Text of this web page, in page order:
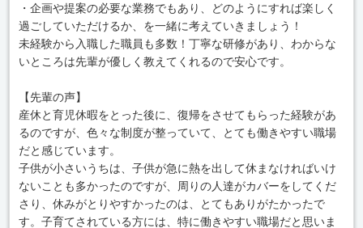
・企画や提案の必要な業務でもあり、どのようにすれば楽しく
過ごしていただけるか、を一緒に考えていきましょう！
未経験から入職した職員も多数！丁寧な研修があり、わからな
いところは先輩が優しく教えてくれるので安心です。
【先輩の声】
産休と育児休暇をとった後に、復帰をさせてもらった経験があ
るのですが、色々な制度が整っていて、とても働きやすい職場
だと感じています。
子供が小さいうちは、子供が急に熱を出して休まなければいけ
ないことも多かったのですが、周りの人達がカバーをしてくだ
さり、休みがとりやすかったのは、とてもありがたかったで
す。子育てされている方には、特に働きやすい職場だと思いま